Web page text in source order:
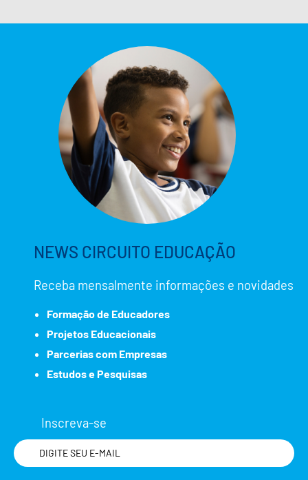
NEWS CIRCUITO EDUCAÇÃO
Receba mensalmente informações e novidades
Formação de Educadores
Projetos Educacionais
Parcerias com Empresas
Estudos e Pesquisas
Inscreva-se